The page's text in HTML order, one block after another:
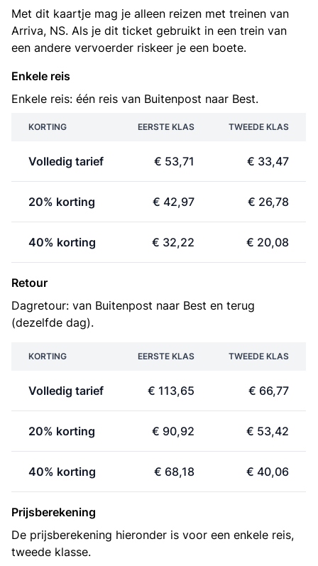
Met dit kaartje mag je alleen reizen met treinen van
Arriva, NS. Als je dit ticket gebruikt in een trein van
een andere vervoerder riskeer je een boete.
Enkele reis
Enkele reis: één reis van Buitenpost naar Best.
KORTING EERSTE KLAS TWEEDE KLAS
Volledig tarief € 53,71 € 33,47
20% korting € 42,97 € 26,78
40% korting € 32,22 € 20,08
Retour
Dagretour: van Buitenpost naar Best en terug
(dezelfde dag).
KORTING EERSTE KLAS TWEEDE KLAS
Volledig tarief € 113,65 € 66,77
20% korting € 90,92 € 53,42
40% korting € 68,18 € 40,06
Prijsberekening
De prijsberekening hieronder is voor een enkele reis,
tweede klasse.